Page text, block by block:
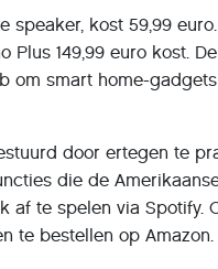
speaker, kost 59,99
Plus 149,99 euro kost.
om smart home-
door ertegen te
die de
af te spelen via Spotify.
te bestellen op Amazon.